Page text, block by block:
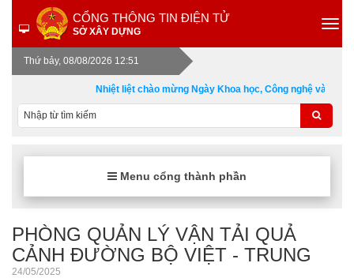
CỔNG THÔNG TIN ĐIỆN TỬ
SỞ XÂY DỰNG
Thứ bảy, 08/08/2026 12:51
Nhiệt liệt chào mừng Ngày Khoa học, Công nghệ và Đổi
Menu cổng thành phần
PHÒNG QUẢN LÝ VẬN TẢI QUẢ
CẢNH ĐƯỜNG BỘ VIỆT - TRUNG
24/05/2025